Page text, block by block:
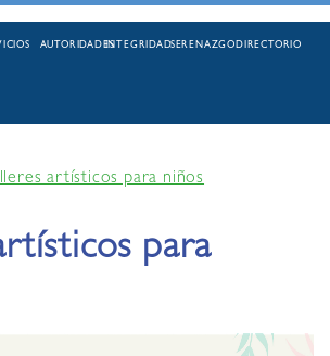
AUTORIDADESINTEGRIDADSERENAZGODIRECTORIO
artísticos para niños
para